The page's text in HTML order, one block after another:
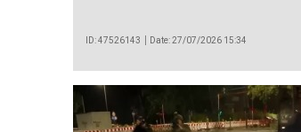
ID: 47526143 Date: 27/07/2026 15:34